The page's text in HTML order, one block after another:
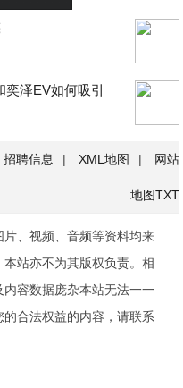
泽EV如何吸引
招聘信息 | XML地图 | 网站
地图TXT
、视频、音频等资料均来
站亦不为其版权负责。相
容数据庞杂本站无法一一
合法权益的内容，请联系